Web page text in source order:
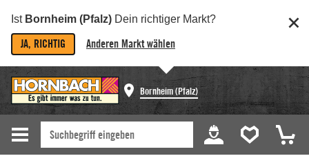
Ist Bornheim (Pfalz) Dein richtiger Markt?
JA, RICHTIG Anderen Markt wählen
Bornheim (Pfalz)